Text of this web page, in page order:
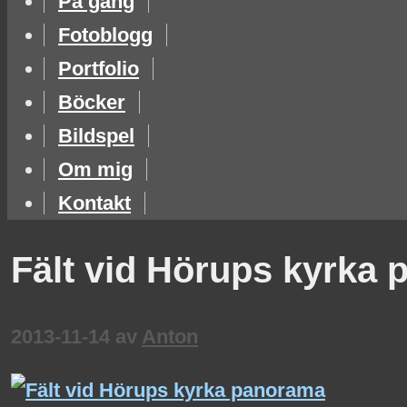
Fotoblogg
Portfolio
Böcker
Bildspel
Om mig
Kontakt
Fält vid Hörups kyrka
2013-11-14 av Anton